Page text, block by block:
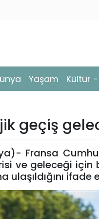
Yaşam Kültür
geçiş
Fransa
ve geleceği
ulaşıldığını ifade